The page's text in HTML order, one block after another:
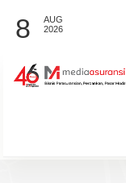
8
AUG
2026